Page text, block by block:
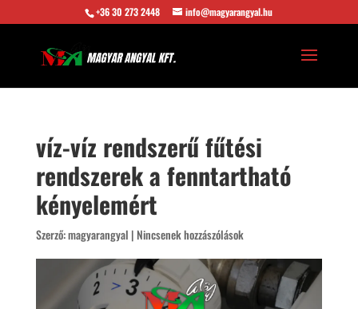
+36 30 273 2448 info@magyarangyal.hu
víz-víz rendszerű fűtési
rendszerek a fenntartható
kényelemért
Szerző:magyarangyal | Nincsenek hozzászólások